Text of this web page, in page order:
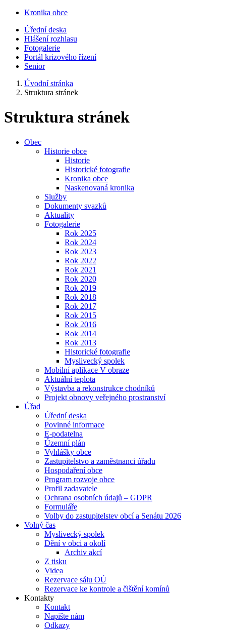
Kronika obce
Úřední deska
Hlášení rozhlasu
Fotogalerie
Portál krizového řízení
Senior
Úvodní stránka
Struktura stránek
Struktura stránek
Obec
Historie obce
Historie
Historické fotografie
Kronika obce
Naskenovaná kronika
Služby
Dokumenty svazků
Aktuality
Fotogalerie
Rok 2025
Rok 2024
Rok 2023
Rok 2022
Rok 2021
Rok 2020
Rok 2019
Rok 2018
Rok 2017
Rok 2015
Rok 2016
Rok 2014
Rok 2013
Historické fotografie
Myslivecký spolek
Mobilní aplikace V obraze
Aktuální teplota
Výstavba a rekonstrukce chodníků
Projekt obnovy veřejného prostranství
Úřad
Úřední deska
Povinné informace
E-podatelna
Územní plán
Vyhlášky obce
Zastupitelstvo a zaměstnanci úřadu
Hospodaření obce
Program rozvoje obce
Profil zadavatele
Ochrana osobních údajů – GDPR
Formuláře
Volby do zastupitelstev obcí a Senátu 2026
Volný čas
Myslivecký spolek
Dění v obci a okolí
Archiv akcí
Z tisku
Videa
Rezervace sálu OÚ
Rezervace ke kontrole a čištění komínů
Kontakty
Kontakt
Napište nám
Odkazy